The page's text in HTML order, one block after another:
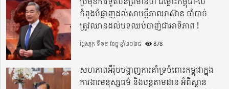
កំពុងបំផ្លាញដល់សាមគ្គីភាពអាស៊ាន ចាំបាច់
ត្រូវឈានដល់បទឈប់បាញ់ជាអាទិភាព !
ថ្ងៃសុក្រ ទី១៩ ខែធ្នូ ឆ្នាំ២០២៥ 878
សហភាពអឺរ៉ុបបង្ហាញការគាំទ្រចំពោះកម្ពុជាក្នុង
ការងារមនុស្សធម៌ និងបន្តតាមដាន អំពីស្ថាន